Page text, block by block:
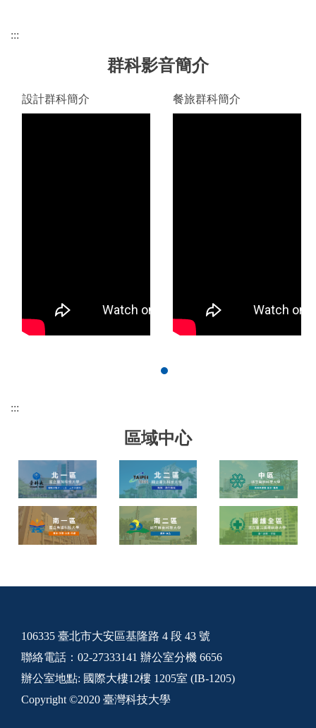
:::
群科影音簡介
設計群科簡介 餐旅群科簡介
:::
區域中心
106335 臺北市大安區基隆路 4 段 43 號
聯絡電話：02-27333141 辦公室分機 6656
辦公室地點: 國際大樓12樓 1205室 (IB-1205)
Copyright ©2020 臺灣科技大學